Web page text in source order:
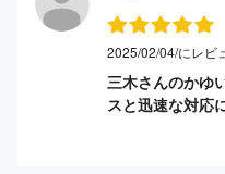
2025/02/04/にレビ
三木さんのかゆ
スと迅速な対応